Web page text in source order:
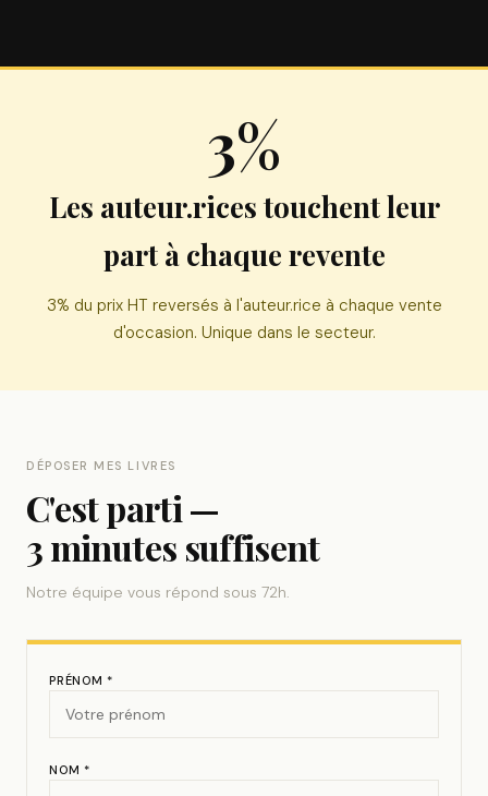
3%
Les auteur.rices touchent leur
part à chaque revente
3% du prix HT reversés à l'auteur.rice à chaque vente
d'occasion. Unique dans le secteur.
DÉPOSER MES LIVRES
C'est parti —
3 minutes suffisent
Notre équipe vous répond sous 72h.
PRÉNOM *
NOM *